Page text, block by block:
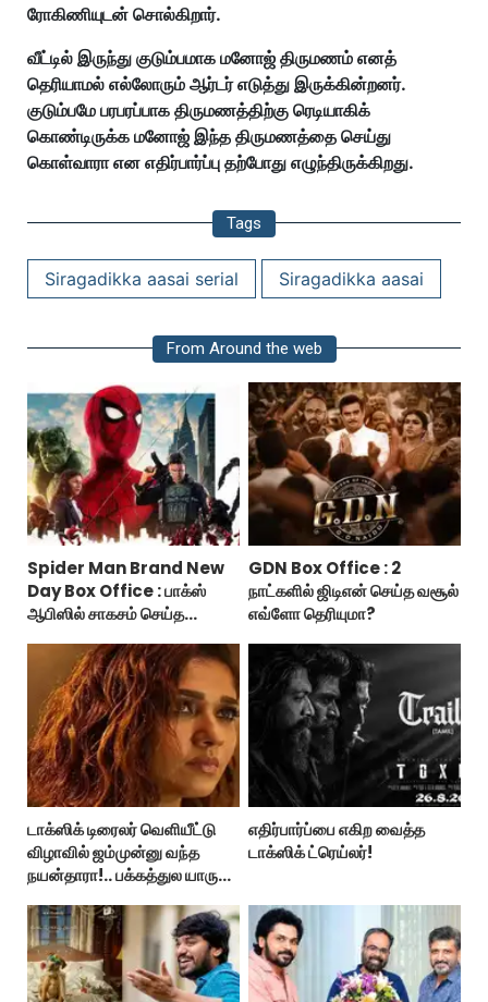
ரோகிணியுடன் சொல்கிறார்.
வீட்டில் இருந்து குடும்பமாக மனோஜ் திருமணம் எனத்
தெரியாமல் எல்லோரும் ஆர்டர் எடுத்து இருக்கின்றனர்.
குடும்பமே பரபரப்பாக திருமணத்திற்கு ரெடியாகிக்
கொண்டிருக்க மனோஜ் இந்த திருமணத்தை செய்து
கொள்வாரா என எதிர்பார்ப்பு தற்போது எழுந்திருக்கிறது.
Tags
Siragadikka aasai serial Siragadikka aasai
From Around the web
Spider Man Brand New
Day Box Office : பாக்ஸ்
ஆபிஸில் சாகசம் செய்த
GDN Box Office : 2
நாட்களில் ஜிடிஎன் செய்த வசூல்
எவ்ளோ தெரியுமா?
டாக்ஸிக் டிரைலர் வெளியீட்டு
விழாவில் ஜம்முன்னு வந்த
நயன்தாரா!.. பக்கத்துல யாரு
எதிர்பார்ப்பை எகிற வைத்த
டாக்ஸிக் ட்ரெய்லர்!